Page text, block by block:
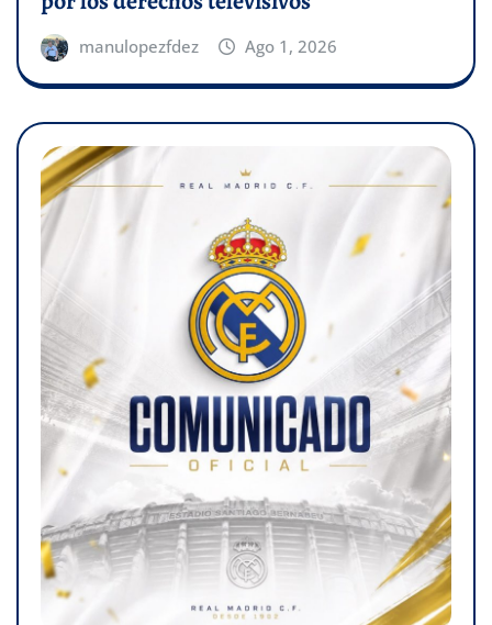
manulopezfdez Ago 1, 2026